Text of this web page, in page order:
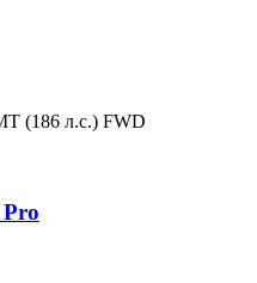
(186 л.с.) FWD